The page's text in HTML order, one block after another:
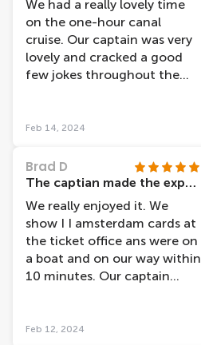
We had a really lovely time
on the one-hour canal
cruise. Our captain was very
lovely and cracked a good
few jokes throughout the
fab idea and there were so
available which was a really
pleasant surprise. We learned
so much about the history of
the city and the tour even
helped us to find places to
visit again in further detail
after the tour. The price was
extremely reasonable
boat even left a little early
Feb 14, 2024
Brad D
The captian made the experience
We really enjoyed it. We
show I I amsterdam cards at
the ticket office ans were on
a boat and on our way within
10 minutes. Our captain
knowledge of the area, he
Feb 12, 2024